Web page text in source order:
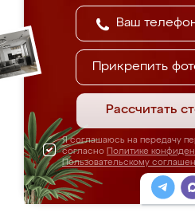
Прикрепить
Рассчитать
Я соглашаюсь на передачу
согласно Политике
Пользовательскому